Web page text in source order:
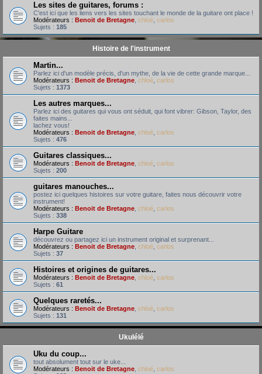
Les sites de guitares, forums :
C'est ici que les liens vers les sites touchant le monde de la guitare ont place !
Modérateurs : Benoit de Bretagne chloé carlos
Sujets : 185
Histoire de l'instrument
Martin...
Parlez ici d'un modèle précis, d'un mythe, de la vie de cette grande marque...
Modérateurs : Benoit de Bretagne chloé carlos
Sujets : 1373
Les autres marques...
Parlez ici des guitares qui vous ont séduit, qui font vibrer: Gibson, Taylor, des
faites mains...
lachez vous!
Modérateurs : Benoit de Bretagne chloé carlos
Sujets : 476
Guitares classiques...
Modérateurs : Benoit de Bretagne chloé carlos
Sujets : 200
guitares manouches...
postez ici quelques histoires sur votre guitare, faites nous découvrir votre
instrument!
Modérateurs : Benoit de Bretagne chloé carlos
Sujets : 338
Harpe Guitare
découvrez ou partagez ici un instrument original et surprenant...
Modérateurs : Benoit de Bretagne chloé carlos
Sujets : 37
Histoires et origines de guitares...
Modérateurs : Benoit de Bretagne chloé carlos
Sujets : 61
Quelques raretés...
Modérateurs : Benoit de Bretagne chloé carlos
Sujets : 131
Ukulélé
Uku du coup...
tout absolument tout sur le uke...
Modérateurs : Benoit de Bretagne chloé carlos